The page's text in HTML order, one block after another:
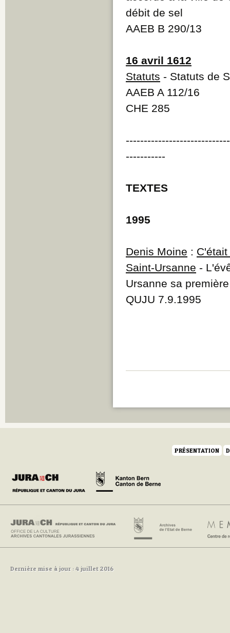
débit de sel
AAEB B 290/13
16 avril 1612
Statuts - Statuts de
AAEB A 112/16
CHE 285
-----------
TEXTES
1995
Denis Moine :
Saint-Ursanne -
Ursanne sa
QUJU 7.9.1995
PRÉSENTATION
Dernière mise à jour : 4 juillet 2016